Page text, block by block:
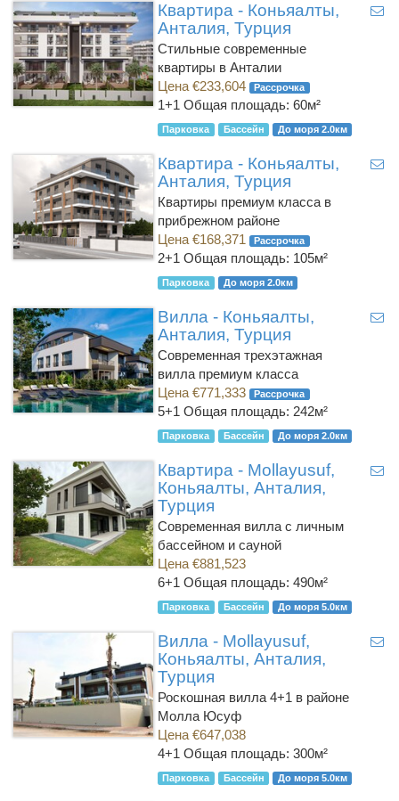
Квартира - Коньяалты,
Анталия, Турция
Стильные современные
квартиры в Анталии
Цена €233,604
Рассрочка
1+1 Общая площадь: 60м²
Парковка Бассейн До моря 2.0км
Квартира - Коньяалты,
Анталия, Турция
Квартиры премиум класса в
прибрежном районе
Цена €168,371
Рассрочка
2+1 Общая площадь: 105м²
Парковка До моря 2.0км
Вилла - Коньяалты,
Анталия, Турция
Современная трехэтажная
вилла премиум класса
Цена €771,333
Рассрочка
5+1 Общая площадь: 242м²
Парковка Бассейн До моря 2.0км
Квартира - Mollayusuf,
Коньяалты, Анталия,
Турция
Современная вилла с личным
бассейном и сауной
Цена €881,523
6+1 Общая площадь: 490м²
Парковка Бассейн До моря 5.0км
Вилла - Mollayusuf,
Коньяалты, Анталия,
Турция
Роскошная вилла 4+1 в районе
Молла Юсуф
Цена €647,038
4+1 Общая площадь: 300м²
Парковка Бассейн До моря 5.0км